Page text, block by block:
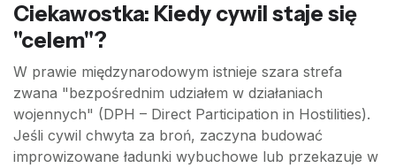
Ciekawostka: Kiedy cywil staje się
"celem"?
W prawie międzynarodowym istnieje szara strefa
zwana "bezpośrednim udziałem w działaniach
wojennych" (DPH – Direct Participation in Hostilities).
Jeśli cywil chwyta za broń, zaczyna budować
improwizowane ładunki wybuchowe lub przekazuje w